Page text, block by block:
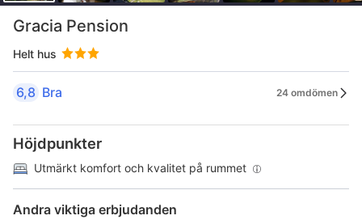
Gracia Pension
Helt hus
6,8 Bra 24 omdömen
Höjdpunkter
Utmärkt komfort och kvalitet på rummet
Andra viktiga erbjudanden